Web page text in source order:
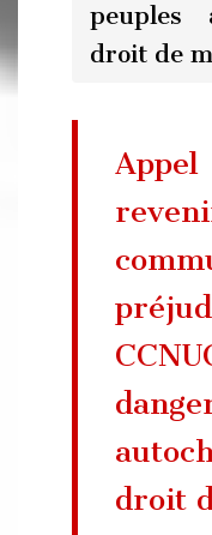
peuples
droit de
droit